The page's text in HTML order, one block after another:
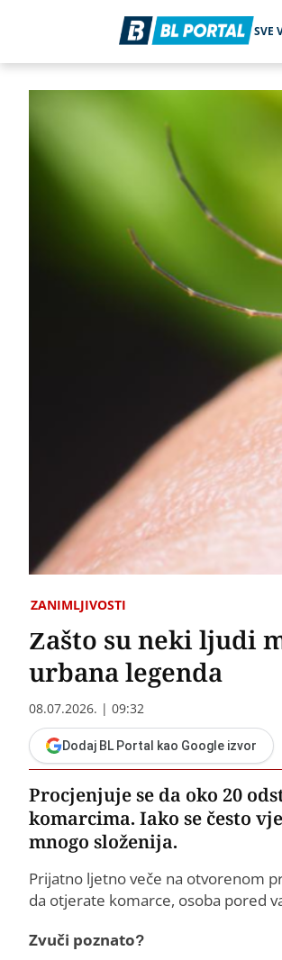
SVE
ZANIMLJIVOSTI
Zašto su neki ljudi
urbana legenda
08.07.2026. | 09:32
Dodaj BL Portal kao Google izvor
Procjenjuje se da oko 20
komarcima. Iako se često
mnogo složenija.
Prijatno ljetno veče na otvorenom
da otjerate komarce, osoba pored
Zvuči poznato?